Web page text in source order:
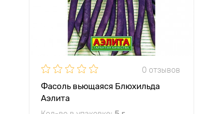
0 отзывов
Фасоль вьющаяся Блюхильда
Аэлита